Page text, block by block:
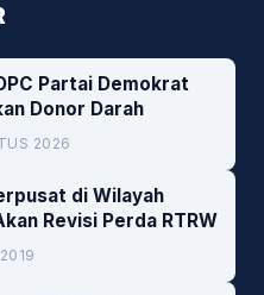
Partai Demokrat
Donor Darah
2026
di Wilayah
Revisi Perda RTRW